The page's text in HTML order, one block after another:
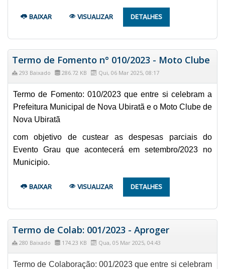
BAIXAR VISUALIZAR DETALHES
Termo de Fomento n° 010/2023 - Moto Clube
293 Baixado 286.72 KB Qui, 06 Mar 2025, 08:17
Termo de Fomento: 010/2023 que entre si celebram a
Prefeitura Municipal de Nova Ubiratã e o Moto Clube de
Nova Ubiratã
com objetivo de custear as despesas parciais do
Evento Grau que acontecerá em setembro/2023 no
Municipio.
BAIXAR VISUALIZAR DETALHES
Termo de Colab: 001/2023 - Aproger
280 Baixado 174.23 KB Qua, 05 Mar 2025, 04:43
Termo de Colaboração: 001/2023 que entre si celebram